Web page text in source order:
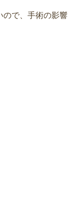
ので、手術の影響